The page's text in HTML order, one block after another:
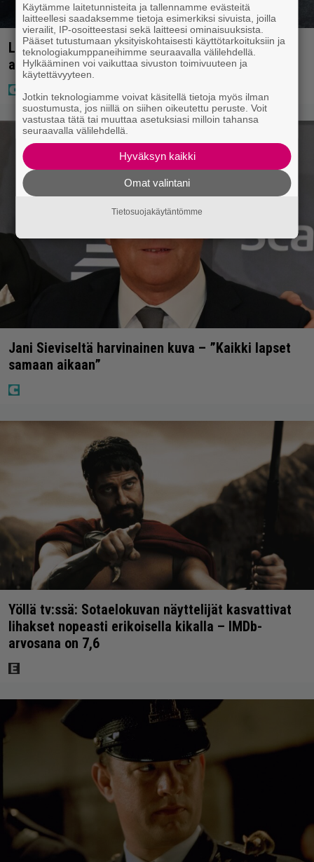
Laulaja Mirellan rantakuvat ovat täynnä lomaa,
aurinkoa ja iloa
Jani Sieviseltä harvinainen kuva – ”Kaikki lapset
samaan aikaan”
Yöllä tv:ssä: Sotaelokuvan näyttelijät kasvattivat
lihakset nopeasti erikoisella kikalla – IMDb-
arvosana on 7,6
Käytämme laitetunnisteita ja tallennamme evästeitä
laitteellesi saadaksemme tietoja esimerkiksi sivuista, joilla
vierailit, IP-osoitteestasi sekä laitteesi ominaisuuksista.
Pääset tutustumaan yksityiskohtaisesti käyttötarkoituksiin ja
teknologiakumppaneihimme seuraavalla välilehdellä.
Hylkääminen voi vaikuttaa sivuston toimivuuteen ja
käytettävyyteen.
Jotkin teknologiamme voivat käsitellä tietoja myös ilman
suostumusta, jos niillä on siihen oikeutettu peruste. Voit
vastustaa tätä tai muuttaa asetuksiasi milloin tahansa
seuraavalla välilehdellä.
Hyväksyn kaikki
Omat valintani
Tietosuojakäytäntömme